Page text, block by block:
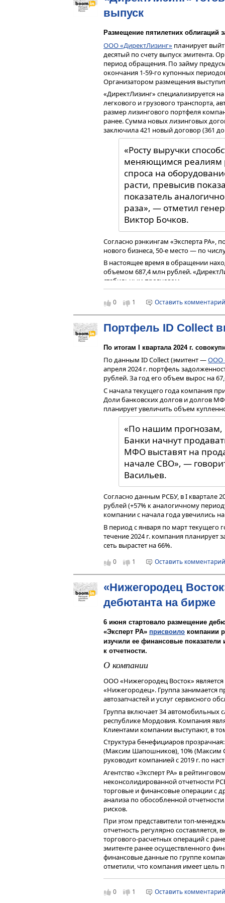
невозможно — для многих
современное энергоэффективное
Это масштабная проблема. Из 78,5
где средства на капремонт
кого состояние общедомового
отвечают местные власти в лице
задача решается, и мы ожидаем, что
заменены.
Куда более острая
домах, средства на
аккумулируются на
жилищном фонде
25 лет. По сути,
имеющихся в нем
— Проблема высокого износа
Москва и Московская область —
значительными финансовыми
субъект — Санкт-Петербург, где
Остальные российские регионы
области, количество лифтов,
области, это всё еще существенный
ремонт, которые установили
сегодня составляет 3,5–4 млн рублей.
«Владельцы спецсчетов —
— Что конкретно предлагает
региональных фондов
условиях рассрочки оплаты для
Комиссии по вопросам лифтового
подключились к решению вопроса
проект, в котором сегодня
Красноярский край, Архангельскую
Ассоциацию «РЛО» заявку на
дней делает расчет всех затрат и
замену лифтов проголосует
Условия проекта для владельцев
аванс в размере 30% от стоимости
они платят еще 20%. На оставшуюся
оплаты сроком до пяти лет.
Проект показал, что владельцы
Причем многие из них стараются
— В описанной вами модели
— Да. Они вкладывают собственные
могут кредитовать спецсчета как в
Членами Ассоциации
эскалаторов,
сервисные
проблему с заказами.
— А если на спецсчете нет средств,
— Если все накопления на спецсчете
лифты не на что, то в соответствии
ремонта. И уже там изыскиваются
не хватает, но мы видим, что за два-
муниципального бюджетов.
случаях, когда средств на
Наконец, мы видим отличную
фондового рынка путем выпуска
— И когда вы планируете привлечь
— Пилотный выпуск
качестве эмитента
общество «РЛО замена
была
обеспечен
многоквартирных
Также мы выступили с
средства спецсчетов в облигации.
капремонт в которых, включая
разрешает размещать накопления на
где их деньги фактически
спецсчетах находилось около 260
условиях эти деньги работали на
— Но чтобы, как вы говорите,
принять соответствующее решение
выпуск
Размещение пятилетних
ООО «ДиректЛизинг» планирует
десятый по счету выпуск эмитента.
период обращения. По займу
окончания 1-59-го купонных
Организатором размещения
«ДиректЛизинг» специализируется
легкового и грузового транспорта,
размер лизингового портфеля
ранее. Сумма новых лизинговых
заключила 421 новый договор (361
«Росту выручки
меняющимся реалиям
спроса на
расти, превысив
показатель
раза», — отметил
Виктор Бочков.
Согласно рэнкингам «Эксперта РА»,
нового бизнеса, 50-е место — по
В настоящее время в обращении
объемом 687,4 млн рублей.
стабильным прогнозом.
0 1 Оставить комментарий
Портфель ID Collect
По итогам I квартала 2024 г.
По данным ID Collect (эмитент —ООО
апреля 2024 г. портфель
рублей. За год его объем вырос на
С начала текущего года компания
Доли банковских долгов и долгов
планирует увеличить объем
«По нашим прогнозам,
Банки начнут
МФО выставят на
начале СВО», —
Васильев.
Согласно данным РСБУ, в I квартале
рублей (+57% к аналогичному
компании с начала года увечились
В период с января по март текущего
течение 2024 г. компания планирует
сеть вырастет на 66%.
0 1 Оставить комментарий
«Нижегородец
дебютанта на бирже
6 июня стартовало размещение
«Эксперт РА» присвоило компании
изучили ее финансовые
к отчетности.
О компании
ООО «Нижегородец Восток»
«Нижегородец». Группа занимается
автозапчастей и услуг сервисного
Группа включает 34 автомобильных
республике Мордовия. Компания
Клиентами компании выступают, в
Структура бенефициаров
(Максим Шапошников), 10% (Максим
руководит компанией с 2019 г. по
Агентство «Эксперт РА» в
неконсолидированной отчетности
торговые и финансовые операции с
анализа по обособленной
рисков.
При этом представители топ-
отчетность регулярно
торгового-расчетных операций с
эмитенте ранее осуществленного
финансовые данные по группе
отметили, что компания имеет цель
Относительно ситуации на рынке
0 1 Оставить комментарий